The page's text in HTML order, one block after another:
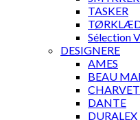
TASKER
Sélection
DESIGNERE
AMES
BEAU
DANTE
DURALEX